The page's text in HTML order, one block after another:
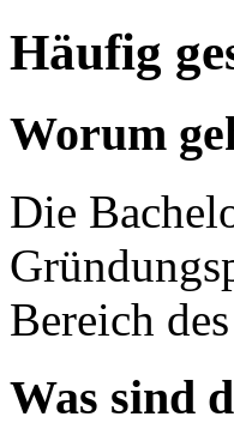
Häufig
Worum
Die
Bereich
Was sind